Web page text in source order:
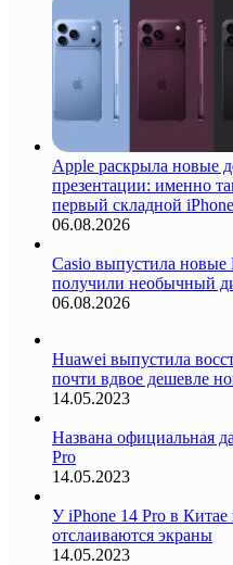
Apple раскрыла новые
презентации: именно
первый складной iPhone
06.08.2026
Casio выпустила новые
получили необычный
06.08.2026
Huawei выпустила
почти вдвое дешевле
14.05.2023
Названа официальная
Pro
14.05.2023
У iPhone 14 Pro в Китае
отслаиваются экраны
14.05.2023